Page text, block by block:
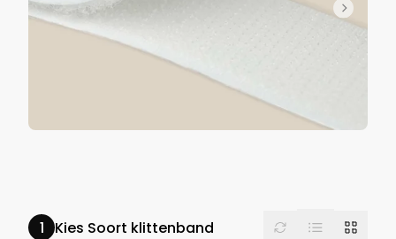
Kies Soort klittenband Reset List Grid